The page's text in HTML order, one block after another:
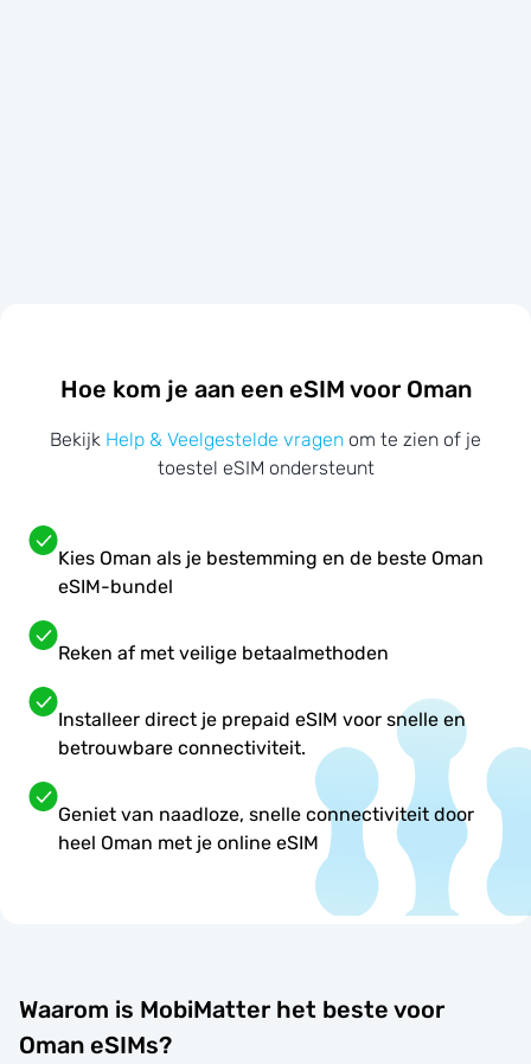
Hoe kom je aan een eSIM voor Oman
Bekijk Help & Veelgestelde vragen om te zien of je
toestel eSIM ondersteunt
Kies Oman als je bestemming en de beste Oman
eSIM-bundel
Reken af met veilige betaalmethoden
Installeer direct je prepaid eSIM voor snelle en
betrouwbare connectiviteit.
Geniet van naadloze, snelle connectiviteit door
heel Oman met je online eSIM
Waarom is MobiMatter het beste voor
Oman eSIMs?